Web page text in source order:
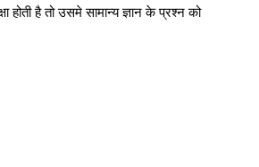
होती है तो उसमे सामान्य ज्ञान के प्रश्न को